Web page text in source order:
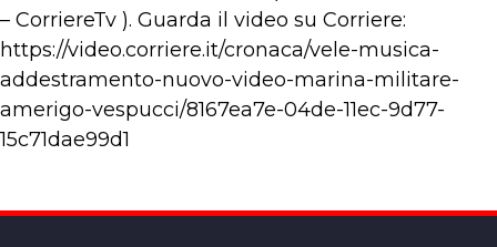
– CorriereTv ). Guarda il video su Corriere:
https://video.corriere.it/cronaca/vele-musica-
addestramento-nuovo-video-marina-militare-
amerigo-vespucci/8167ea7e-04de-11ec-9d77-
15c71dae99d1